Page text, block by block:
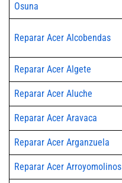
Osuna
Reparar Acer Alcobendas
Reparar Acer Algete
Reparar Acer Aluche
Reparar Acer Aravaca
Reparar Acer Arganzuela
Reparar Acer Arroyomolinos